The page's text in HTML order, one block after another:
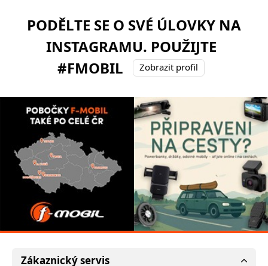
PODĚLTE SE O SVÉ ÚLOVKY NA
INSTAGRAMU. POUŽIJTE
#FMOBIL
Zobrazit profil
Zákaznický servis